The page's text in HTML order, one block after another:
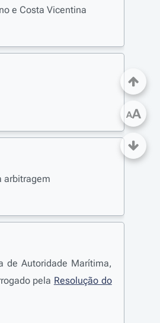
e Costa Vicentina
arbitragem
de Autoridade Marítima,
pela Resolução do
AA